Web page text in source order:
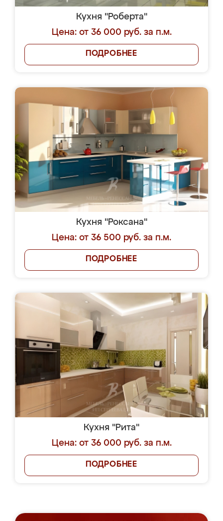
Кухня "Роберта"
Цена: от 36 000 руб. за п.м.
ПОДРОБНЕЕ
Кухня "Роксана"
Цена: от 36 500 руб. за п.м.
ПОДРОБНЕЕ
Кухня "Рита"
Цена: от 36 000 руб. за п.м.
ПОДРОБНЕЕ